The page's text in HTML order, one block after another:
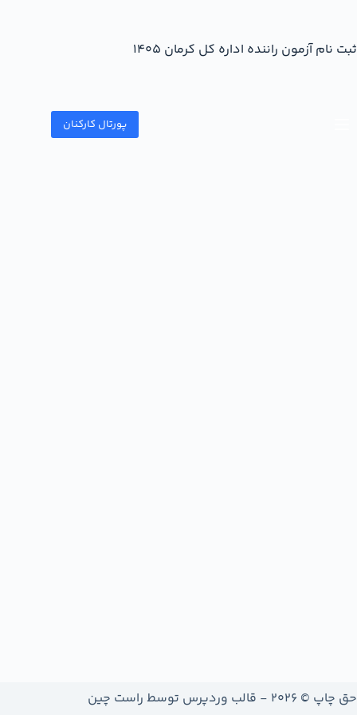
پورتال کارکنان
ثبت نام آزمون راننده اداره کل کرمان 1405
حق چاپ © 2026 - قالب وردپرس توسط راست چین